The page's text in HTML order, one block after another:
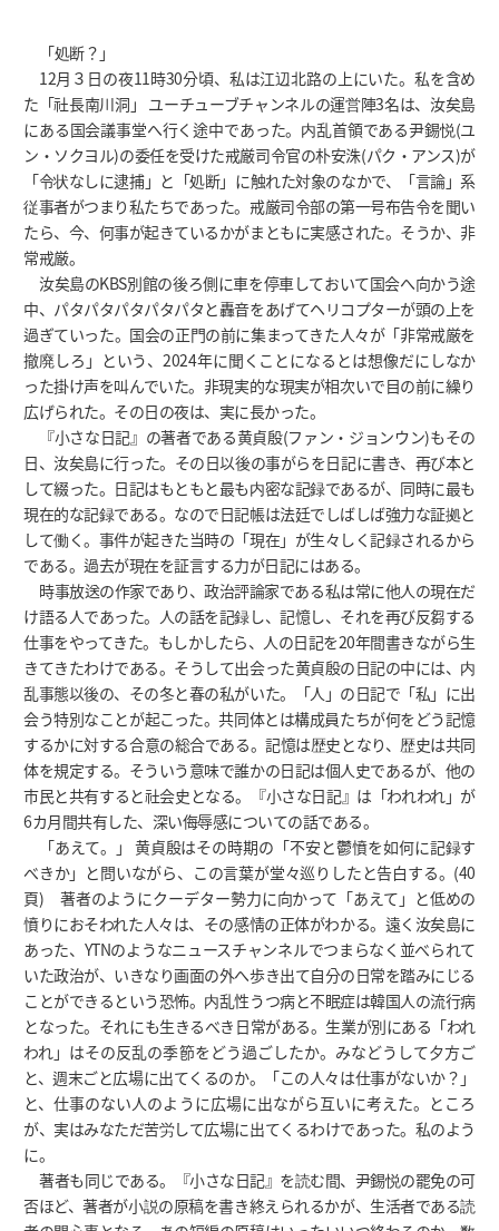
「処断？」
12月３日の夜11時30分頃、私は江辺北路の上にいた。私を含め
た「社長南川洞」 ユーチューブチャンネルの運営陣3名は、汝矣島
にある国会議事堂へ行く途中であった。内乱首領である尹錫悦(ユ
ン・ソクヨル)の委任を受けた戒厳司令官の朴安洙(パク・アンス)が
「令状なしに逮捕」と「処断」に触れた対象のなかで、「言論」系
従事者がつまり私たちであった。戒厳司令部の第一号布告令を聞い
たら、今、何事が起きているかがまともに実感された。そうか、非
常戒厳。
汝矣島のKBS別館の後ろ側に車を停車しておいて国会へ向かう途
中、パタパタパタパタパタと轟音をあげてヘリコプターが頭の上を
過ぎていった。国会の正門の前に集まってきた人々が「非常戒厳を
撤廃しろ」という、2024年に聞くことになるとは想像だにしなか
った掛け声を叫んでいた。非現実的な現実が相次いで目の前に繰り
広げられた。その日の夜は、実に長かった。
『小さな日記』の著者である黄貞殷(ファン・ジョンウン)もその
日、汝矣島に行った。その日以後の事がらを日記に書き、再び本と
して綴った。日記はもともと最も内密な記録であるが、同時に最も
現在的な記録である。なので日記帳は法廷でしばしば強力な証拠と
して働く。事件が起きた当時の「現在」が生々しく記録されるから
である。過去が現在を証言する力が日記にはある。
時事放送の作家であり、政治評論家である私は常に他人の現在だ
け語る人であった。人の話を記録し、記憶し、それを再び反芻する
仕事をやってきた。もしかしたら、人の日記を20年間書きながら生
きてきたわけである。そうして出会った黄貞殷の日記の中には、内
乱事態以後の、その冬と春の私がいた。「人」の日記で「私」に出
会う特別なことが起こった。共同体とは構成員たちが何をどう記憶
するかに対する合意の総合である。記憶は歴史となり、歴史は共同
体を規定する。そういう意味で誰かの日記は個人史であるが、他の
市民と共有すると社会史となる。『小さな日記』は「われわれ」が
6カ月間共有した、深い侮辱感についての話である。
「あえて。」 黄貞殷はその時期の「不安と鬱憤を如何に記録す
べきか」と問いながら、この言葉が堂々巡りしたと告白する。(40
頁) 著者のようにクーデター勢力に向かって「あえて」と低めの
憤りにおそわれた人々は、その感情の正体がわかる。遠く汝矣島に
あった、YTNのようなニュースチャンネルでつまらなく並べられて
いた政治が、いきなり画面の外へ歩き出て自分の日常を踏みにじる
ことができるという恐怖。内乱性うつ病と不眠症は韓国人の流行病
となった。それにも生きるべき日常がある。生業が別にある「われ
われ」はその反乱の季節をどう過ごしたか。みなどうして夕方ご
と、週末ごと広場に出てくるのか。「この人々は仕事がないか？」
と、仕事のない人のように広場に出ながら互いに考えた。ところ
が、実はみなただ苦労して広場に出てくるわけであった。私のよう
に。
著者も同じである。『小さな日記』を読む間、尹錫悦の罷免の可
否ほど、著者が小説の原稿を書き終えられるかが、生活者である読